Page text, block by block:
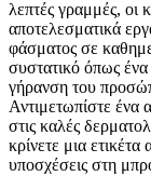
λεπτές γραμμές, οι
αποτελεσματικά
φάσματος σε
συστατικό όπως ένα
γήρανση του
Αντιμετωπίστε ένα
στις καλές
κρίνετε μια
υποσχέσεις στη